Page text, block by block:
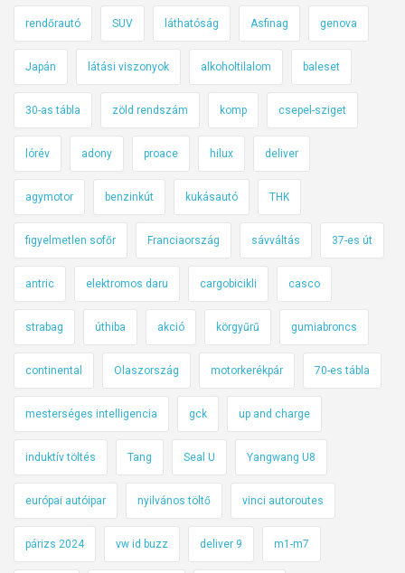
rendőrautó SUV láthatóság Asfinag genova
Japán látási viszonyok alkoholtilalom baleset
30-as tábla zöld rendszám komp csepel-sziget
lórév adony proace hilux deliver
agymotor benzinkút kukásautó THK
figyelmetlen sofőr Franciaország sávváltás 37-es út
antric elektromos daru cargobicikli casco
strabag úthiba akció körgyűrű gumiabroncs
continental Olaszország motorkerékpár 70-es tábla
mesterséges intelligencia gck up and charge
induktív töltés Tang Seal U Yangwang U8
európai autóipar nyilvános töltő vinci autoroutes
párizs 2024 vw id buzz deliver 9 m1-m7